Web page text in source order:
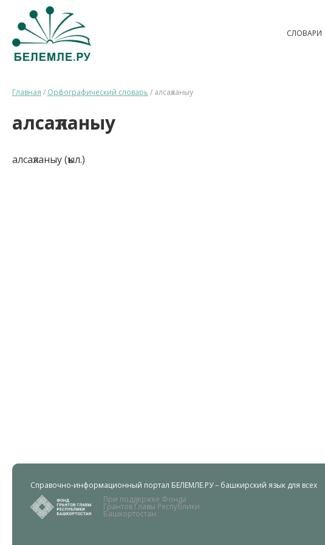
СЛОВАРИ
Главная / Орфографический словарь / алсаҡланыу
алсаҡланыу
алсаҡланыу (ҡыл.)
Справочно-информационный портал БЕЛЕМЛЕ.РУ – башкирский язык для всех
При поддержке Фонда
Грантов Главы Республики
Башкортостан.